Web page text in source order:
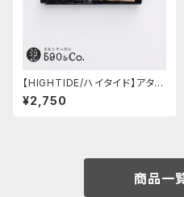
【HIGHTIDE/ハイタイド】アタシ
ェ マーブル万年筆 (ブラック)
¥2,750
商品一